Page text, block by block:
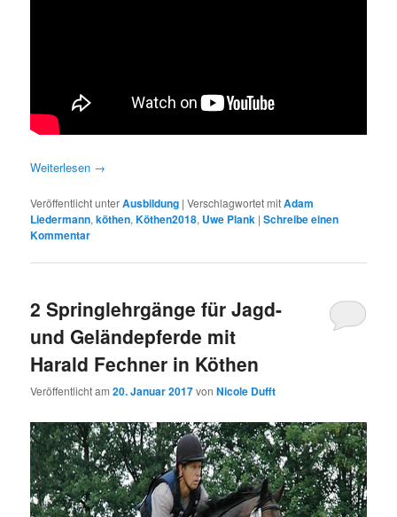
Weiterlesen →
Veröffentlicht unterAusbildung |Verschlagwortet mitAdam
Liedermann,köthen,Köthen2018, Uwe Plank |Schreibe einen
Kommentar
2 Springlehrgänge für Jagd-
und Geländepferde mit
Harald Fechner in Köthen
Veröffentlicht am20. Januar 2017vonNicole Dufft